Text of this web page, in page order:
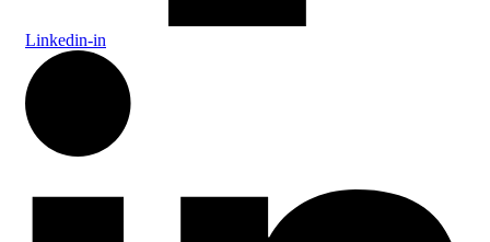
Linkedin-in